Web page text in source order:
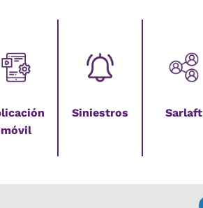
móvil
Siniestros Sarlaft